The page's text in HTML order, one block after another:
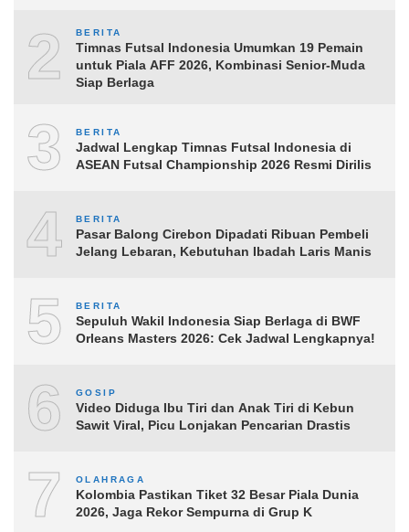
2 BERITA
Timnas Futsal Indonesia Umumkan 19 Pemain
untuk Piala AFF 2026, Kombinasi Senior-Muda
Siap Berlaga
3 BERITA
Jadwal Lengkap Timnas Futsal Indonesia di
ASEAN Futsal Championship 2026 Resmi Dirilis
4 BERITA
Pasar Balong Cirebon Dipadati Ribuan Pembeli
Jelang Lebaran, Kebutuhan Ibadah Laris Manis
5 BERITA
Sepuluh Wakil Indonesia Siap Berlaga di BWF
Orleans Masters 2026: Cek Jadwal Lengkapnya!
6 GOSIP
Video Diduga Ibu Tiri dan Anak Tiri di Kebun
Sawit Viral, Picu Lonjakan Pencarian Drastis
7 OLAHRAGA
Kolombia Pastikan Tiket 32 Besar Piala Dunia
2026, Jaga Rekor Sempurna di Grup K